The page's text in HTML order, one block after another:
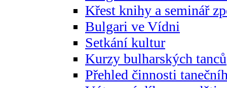
Křest knihy a seminář
Bulgari ve Vídni
Setkání kultur
Kurzy bulharských tanců
Přehled činnosti